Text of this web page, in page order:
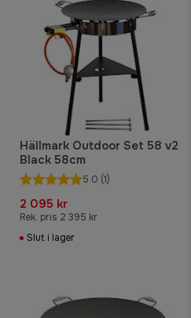
Hällmark Outdoor Set 58 v2
Black 58cm
5.0 (1)
2 095 kr
Rek. pris 2 395 kr
Slut i lager